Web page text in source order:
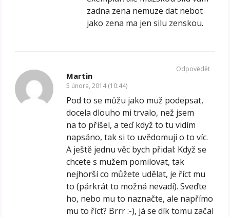
zadna zena nemuze dat nebot
jako zena ma jen silu zenskou.
Martin
5 února, 2014 (10:44)
Pod to se můžu jako muž podepsat,
docela dlouho mi trvalo, než jsem
na to přišel, a teď když to tu vidím
napsáno, tak si to uvědomuji o to víc.
A ještě jednu věc bych přidal: Když se
chcete s mužem pomilovat, tak
nejhorší co můžete udělat, je říct mu
to (párkrát to možná nevadí). Sveďte
ho, nebo mu to naznačte, ale napřímo
mu to říct? Brrr :-), já se dík tomu začal
Odpovědět